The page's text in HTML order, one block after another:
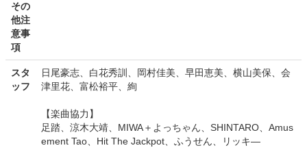
その
他注
意事
項
スタ
ッフ
日尾豪志、白花秀訓、岡村佳美、早田恵美、横山美保、会
津里花、富松裕平、絢
【楽曲協力】
足踏、涼木大靖、MIWA＋よっちゃん、SHINTARO、Amus
ement Tao、Hit The Jackpot、ふうせん、リッキ―